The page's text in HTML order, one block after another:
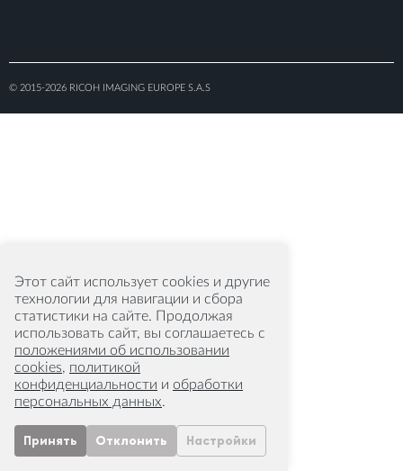
© 2015-2026 RICOH IMAGING EUROPE S.A.S
Этот сайт использует cookies и другие
технологии для навигации и сбора
статистики на сайте. Продолжая
использовать сайт, вы соглашаетесь с
положениями об использовании
cookies, политикой
конфиденциальности и обработки
персональных данных.
Принять Отклонить Настройки